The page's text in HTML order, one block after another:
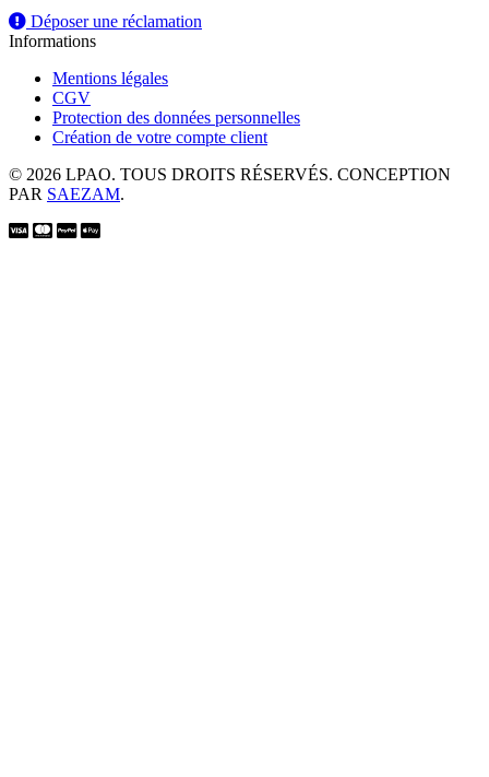
Déposer une réclamation
Informations
Mentions légales
CGV
Protection des données personnelles
Création de votre compte client
© 2026 LPAO. TOUS DROITS RÉSERVÉS. CONCEPTION
PAR SAEZAM.